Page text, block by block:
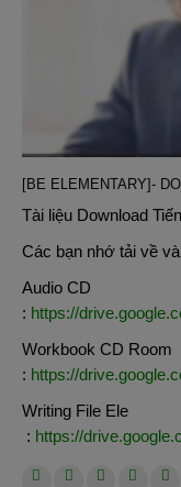
[BE ELEMENTARY]-
Tài liệu Download
Các bạn nhớ tải về
Audio CD
: https://
Workbook CD Room
: https://
Writing File Ele
: https://